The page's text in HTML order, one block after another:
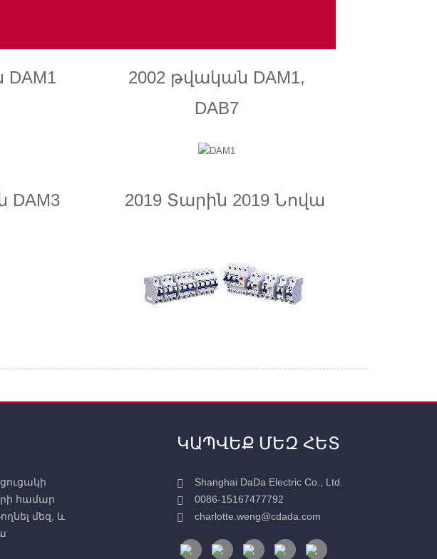
2002 թվական DAM1,
DAB7
DAM3 2019 Տարին 2019 Նովա
համար
մեզ, և
ԿԱՊՎԵՔ ՄԵԶ ՀԵՏ
Shanghai DaDa Electric Co., Ltd.
0086-15167477792
charlotte.weng@cdada.com